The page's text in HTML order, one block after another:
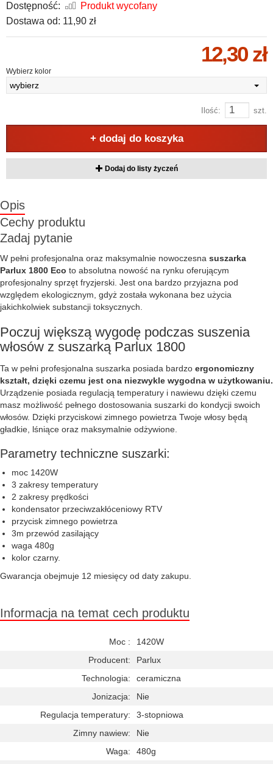
Dostępność:
Produkt wycofany
Dostawa od: 11,90 zł
12,30 zł
Wybierz kolor
wybierz
Ilość: szt.
+ dodaj do koszyka
Dodaj do listy życzeń
Opis
Cechy produktu
Zadaj pytanie
W pełni profesjonalna oraz maksymalnie nowoczesna suszarka
Parlux 1800 Eco to absolutna nowość na rynku oferującym
profesjonalny sprzęt fryzjerski. Jest ona bardzo przyjazna pod
względem ekologicznym, gdyż została wykonana bez użycia
jakichkolwiek substancji toksycznych.
Poczuj większą wygodę podczas suszenia
włosów z suszarką Parlux 1800
Ta w pełni profesjonalna suszarka posiada bardzo ergonomiczny
kształt, dzięki czemu jest ona niezwykle wygodna w użytkowaniu.
Urządzenie posiada regulacją temperatury i nawiewu dzięki czemu
masz możliwość pełnego dostosowania suszarki do kondycji swoich
włosów. Dzięki przyciskowi zimnego powietrza Twoje włosy będą
gładkie, lśniące oraz maksymalnie odżywione.
Parametry techniczne suszarki:
moc 1420W
3 zakresy temperatury
2 zakresy prędkości
kondensator przeciwzakłóceniowy RTV
przycisk zimnego powietrza
3m przewód zasilający
waga 480g
kolor czarny.
Gwarancja obejmuje 12 miesięcy od daty zakupu.
Informacja na temat cech produktu
Moc :
1420W
Producent:
Parlux
Technologia:
ceramiczna
Jonizacja:
Nie
Regulacja temperatury:
3-stopniowa
Zimny nawiew:
Nie
Waga:
480g